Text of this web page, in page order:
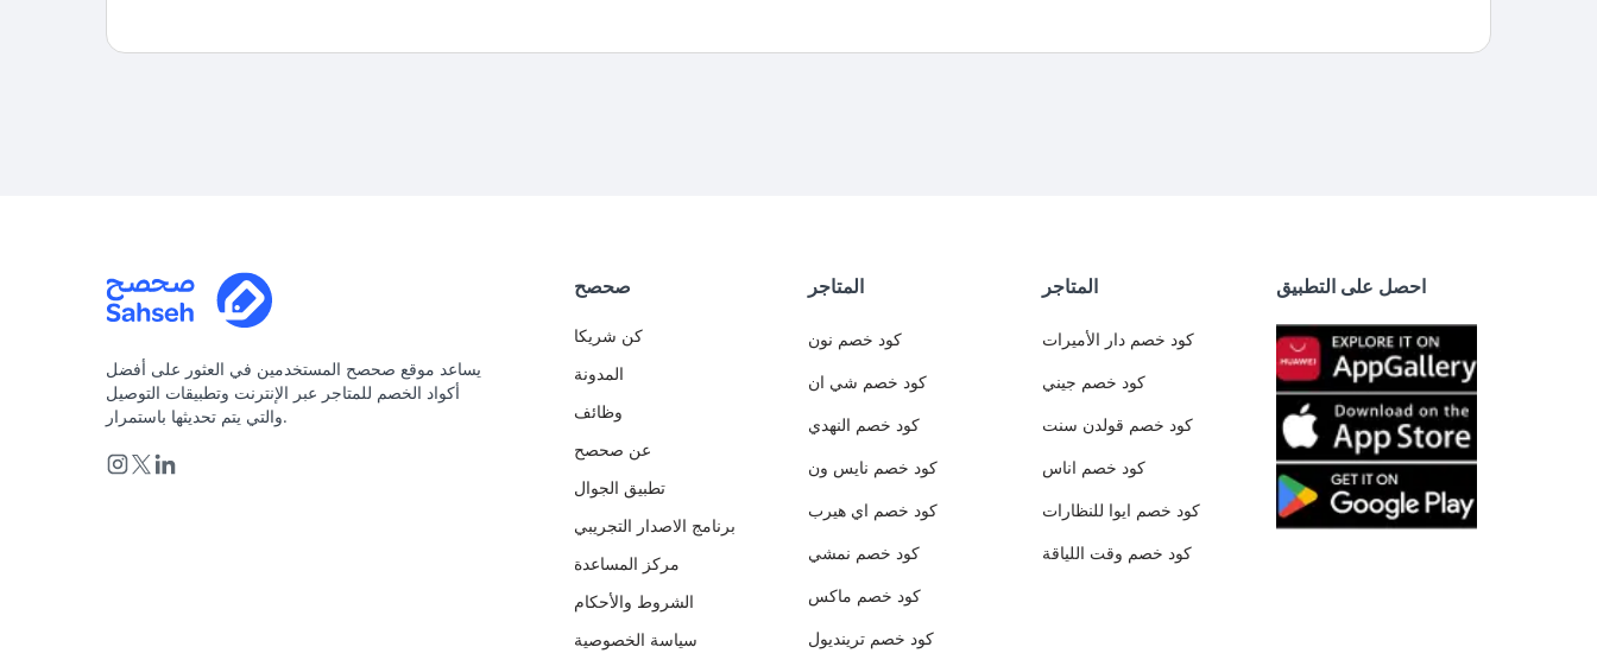
يساعد موقع صحصح المستخدمين في العثور على أفضل
أكواد الخصم للمتاجر عبر الإنترنت وتطبيقات التوصيل
والتي يتم تحديثها باستمرار.
صحصح
كن شريكا
المدونة
وظائف
عن صحصح
تطبيق الجوال
برنامج الاصدار التجريبي
مركز المساعدة
الشروط والأحكام
سياسة الخصوصية
المتاجر
كود خصم نون
كود خصم شي ان
كود خصم النهدي
كود خصم نايس ون
كود خصم اي هيرب
كود خصم نمشي
كود خصم ماكس
كود خصم ترينديول
المتاجر
كود خصم دار الأميرات
كود خصم جيني
كود خصم قولدن سنت
كود خصم اناس
كود خصم ايوا للنظارات
كود خصم وقت اللياقة
احصل على التطبيق